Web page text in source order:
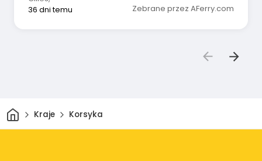
36 dni temu
Zebrane przez AFerry.com
DomKraje Korsyka